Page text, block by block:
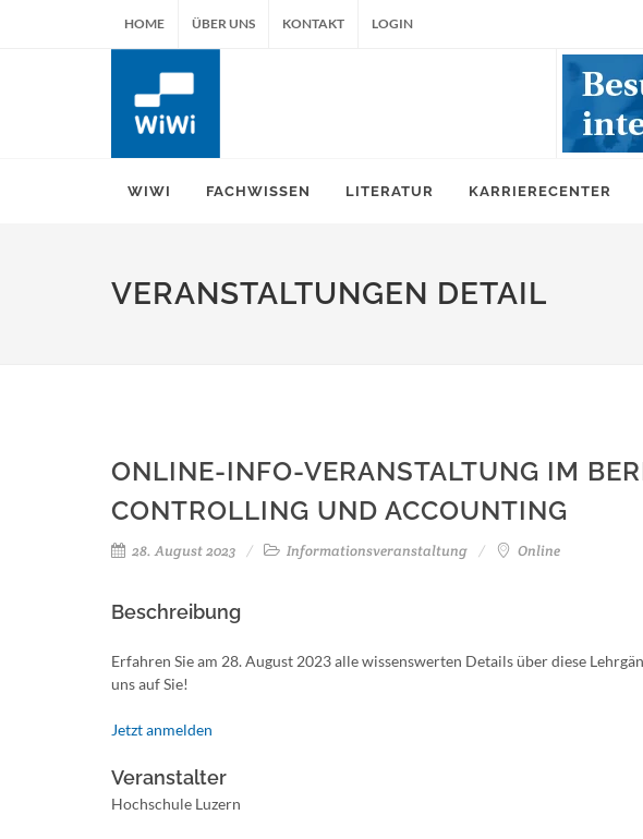
HOME ÜBER UNS KONTAKT LOGIN
WIWI FACHWISSEN LITERATUR KARRIERECENTER
VERANSTALTUNGEN DETAIL
ONLINE-INFO-VERANSTALTUNG IM
CONTROLLING UND ACCOUNTING
28. August 2023 Informationsveranstaltung Online
Beschreibung
Erfahren Sie am 28. August 2023 alle wissenswerten Details über diese
uns auf Sie!
Jetzt anmelden
Veranstalter
Hochschule Luzern